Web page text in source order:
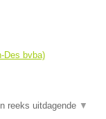
Des bvba)
reeks uitdagende ▼